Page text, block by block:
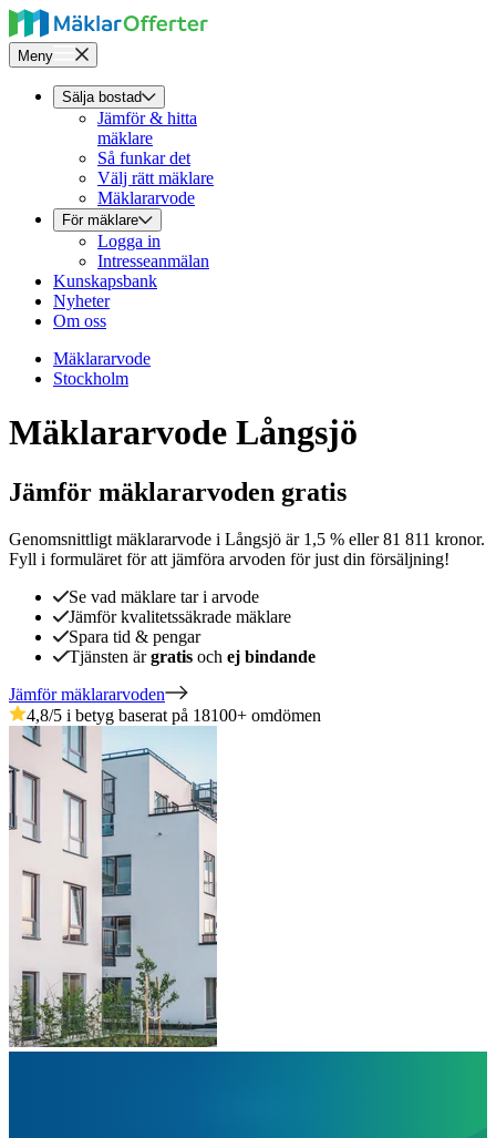
Meny
Sälja bostad
Jämför & hitta
mäklare
Så funkar det
Välj rätt mäklare
Mäklararvode
För mäklare
Logga in
Intresseanmälan
Kunskapsbank
Nyheter
Om oss
Mäklararvode
Stockholm
Mäklararvode Långsjö
Jämför mäklararvoden gratis
Genomsnittligt mäklararvode i Långsjö är 1,5 % eller81 811 kronor.
Fyll i formuläret för att jämföra arvoden för just din försäljning!
Se vad mäklare tar i arvode
Jämför kvalitetssäkrade mäklare
Spara tid & pengar
Tjänsten ärgratis och ej bindande
Jämför mäklararvoden
4,8/5 i betyg baserat på 18100+ omdömen